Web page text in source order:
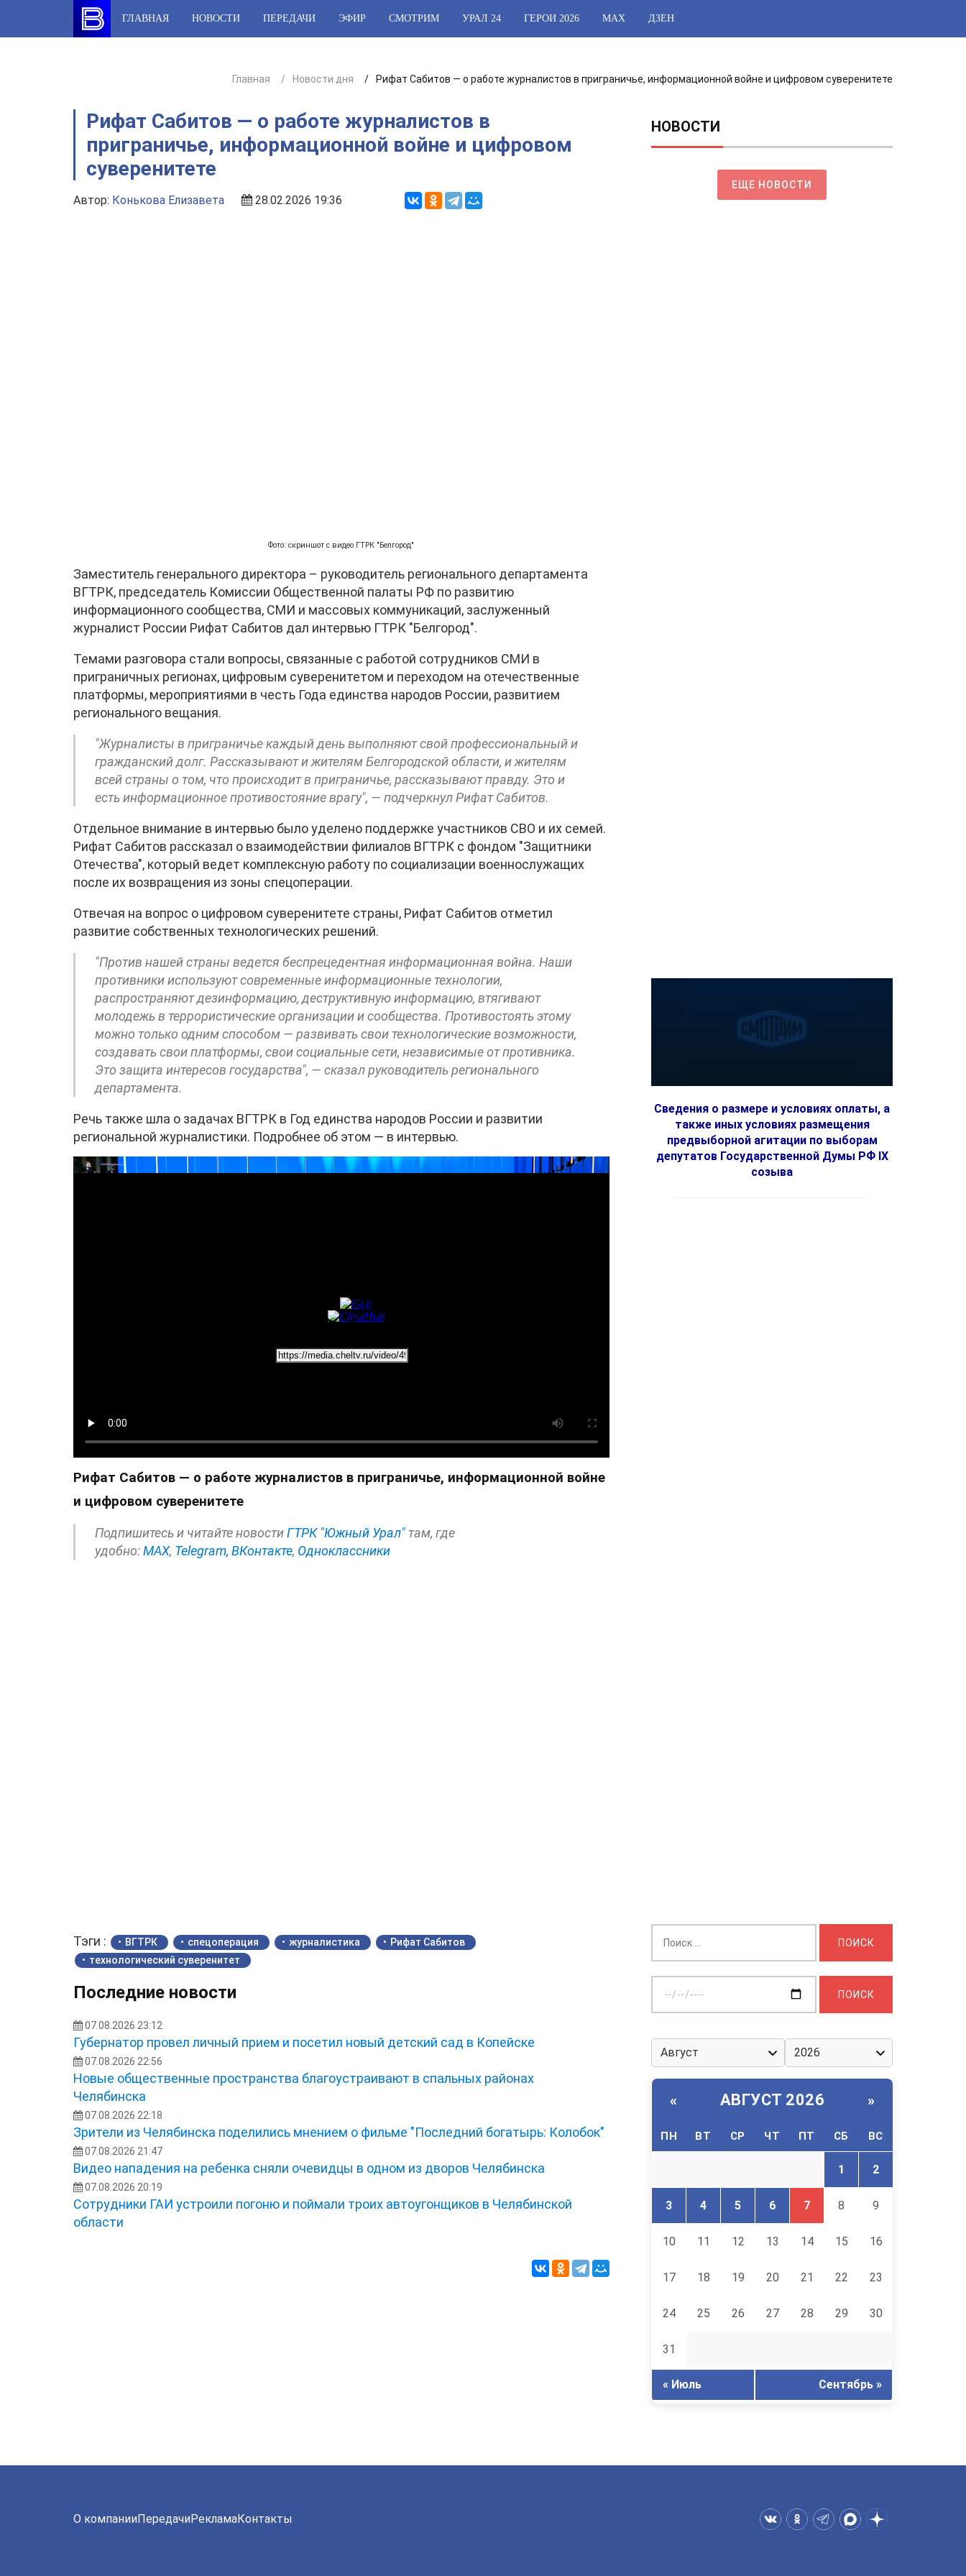
content
ГЛАВНАЯ НОВОСТИ ПЕРЕДАЧИ ЭФИР СМОТРИМ УРАЛ 24 ГЕРОИ 2026 МАХ ДЗЕН
Главная Новости дня Рифат Сабитов — о работе журналистов в приграничье, информационной войне и цифровом суверенитете
Рифат Сабитов — о работе журналистов в
приграничье, информационной войне и цифровом
суверенитете
Автор: Конькова Елизавета 28.02.2026 19:36
Фото: скриншот с видео ГТРК "Белгород"
Заместитель генерального директора – руководитель регионального департамента
ВГТРК, председатель Комиссии Общественной палаты РФ по развитию
информационного сообщества, СМИ и массовых коммуникаций, заслуженный
журналист России Рифат Сабитов дал интервью ГТРК "Белгород".
Темами разговора стали вопросы, связанные с работой сотрудников СМИ в
приграничных регионах, цифровым суверенитетом и переходом на отечественные
платформы, мероприятиями в честь Года единства народов России, развитием
регионального вещания.
"Журналисты в приграничье каждый день выполняют свой профессиональный и
гражданский долг. Рассказывают и жителям Белгородской области, и жителям
всей страны о том, что происходит в приграничье, рассказывают правду. Это и
есть информационное противостояние врагу", — подчеркнул Рифат Сабитов.
Отдельное внимание в интервью было уделено поддержке участников СВО и их семей.
Рифат Сабитов рассказал о взаимодействии филиалов ВГТРК с фондом "Защитники
Отечества", который ведет комплексную работу по социализации военнослужащих
после их возвращения из зоны спецоперации.
Отвечая на вопрос о цифровом суверенитете страны, Рифат Сабитов отметил
развитие собственных технологических решений.
"Против нашей страны ведется беспрецедентная информационная война. Наши
противники используют современные информационные технологии,
распространяют дезинформацию, деструктивную информацию, втягивают
молодежь в террористические организации и сообщества. Противостоять этому
можно только одним способом — развивать свои технологические возможности,
создавать свои платформы, свои социальные сети, независимые от противника.
Это защита интересов государства", — сказал руководитель регионального
департамента.
Речь также шла о задачах ВГТРК в Год единства народов России и развитии
региональной журналистики. Подробнее об этом — в интервью.
Рифат Сабитов — о работе журналистов в приграничье, информационной войне
и цифровом суверенитете
Подпишитесь и читайте новостиГТРК "Южный Урал" там, где
удобно:МАХ, Telegram, ВКонтакте, Одноклассники
Тэги : ВГТРК спецоперация журналистика
Рифат Сабитов
технологический суверенитет
Последние новости
07.08.2026 23:12
Губернатор провел личный прием и посетил новый детский сад в Копейске
07.08.2026 22:56
Новые общественные пространства благоустраивают в спальных районах
Челябинска
07.08.2026 22:18
Зрители из Челябинска поделились мнением о фильме "Последний богатырь: Колобок"
07.08.2026 21:47
Видео нападения на ребенка сняли очевидцы в одном из дворов Челябинска
07.08.2026 20:19
Сотрудники ГАИ устроили погоню и поймали троих автоугонщиков в Челябинской
области
НОВОСТИ
ЕЩЕ НОВОСТИ
Сведения о размере и условиях оплаты, а
также иных условиях размещения
предвыборной агитации по выборам
депутатов Государственной Думы РФ IX
созыва
дату:
« АВГУСТ 2026 »
ПН ВТ СР ЧТ ПТ СБ ВС
1 2
3 4 5 6 7 8 9
10 11 12 13 14 15 16
17 18 19 20 21 22 23
24 25 26 27 28 29 30
31
« Июль Сентябрь »
О компанииПередачиРекламаКонтакты